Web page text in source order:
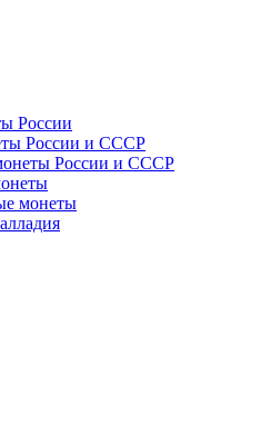
России
России и СССР
России и СССР
монеты